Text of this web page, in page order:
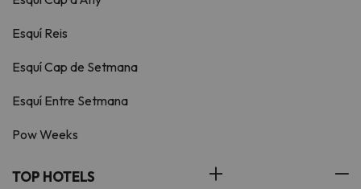
Esquí Reis
Esquí Cap de Setmana
Esquí Entre Setmana
Pow Weeks
TOP HOTELS